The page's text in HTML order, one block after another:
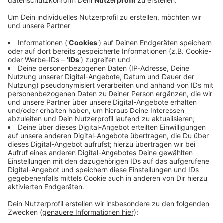
Anzeige
Ennepetal: Dort werden ab heute Wasserleitungen
erneuert. Deshalb steht je nach Bauphase nur ein Teil
des Parkplatzes zur Verfügung. Befahrbare Flächen
und gesperrte Parkplätze werden ausgeschildert.
Außerdem gibt es einen Ausweichparkplatz direkt
gegenüber des Schwimmbads auf der anderen Seite
der Mittelstraße. Zu Beginn der Arbeiten ist die
Zufahrt zum Platsch nicht möglich. Außerhalb der
Arbeiten wird der Graben mit Stahlplatten überbrückt,
damit man mit dem Auto drüberkommt.
Anzeige